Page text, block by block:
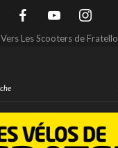
Vers Les Scooters de Fratello